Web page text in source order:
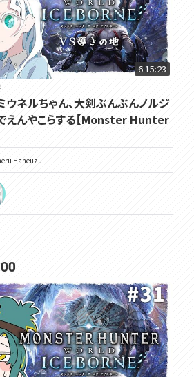
6:15:23
ウネルちゃん、大剣ぶんぶんノルジ
えんやこらする【Monster Hunter
Haneuzu-